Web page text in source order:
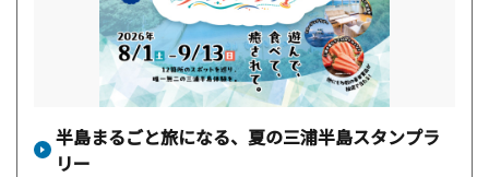
半島まるごと旅になる、夏の三浦半島スタンプラ
リー